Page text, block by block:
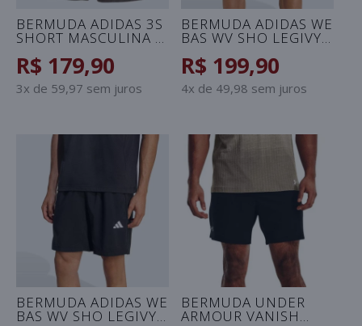
BERMUDA ADIDAS 3S
SHORT MASCULINA -
R$ 179,90
3x de 59,97 sem juros
BERMUDA ADIDAS WE
BAS WV SHO LEGIVY
R$ 199,90
4x de 49,98 sem juros
BERMUDA ADIDAS WE
BAS WV SHO LEGIVY
BERMUDA UNDER
ARMOUR VANISH